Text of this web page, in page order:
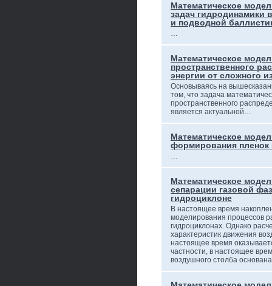
Математическое
задач гидродинамики
и подводной
…
Математическое
пространственного
энергии от сложного
Основываясь на
том, что задача
пространственного
является актуальной…
Математическое
формирования пленок
…
Математическое
сепарации газовой
гидроциклоне
В настоящее время
моделирования процессов
гидроциклонах. Однако
характеристик движения
настоящее время
частности, в настоящее
воздушного столба